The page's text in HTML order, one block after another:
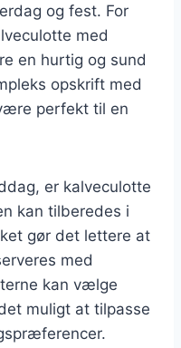
og fest. For
med
en hurtig og sund
opskrift med
perfekt til en
er kalveculotte
kan tilberedes i
gør det lettere at
med
kan vælge
muligt at tilpasse